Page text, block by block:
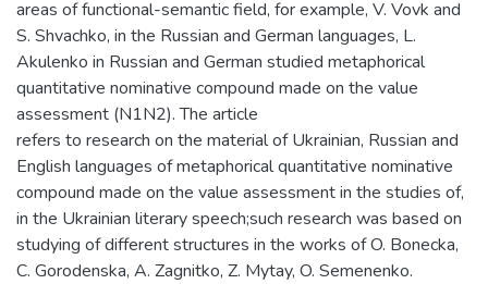
areas of functional-semantic field, for example, V. Vovk and
S. Shvachko, in the Russian and German languages, L.
Akulenko in Russian and German studied metaphorical
quantitative nominative compound made on the value
assessment (N1N2). The article
refers to research on the material of Ukrainian, Russian and
English languages of metaphorical quantitative nominative
compound made on the value assessment in the studies of,
in the Ukrainian literary speech;such research was based on
studying of different structures in the works of O. Bonecka,
C. Gorodenska, A. Zagnitko, Z. Mytay, O. Semenenko.